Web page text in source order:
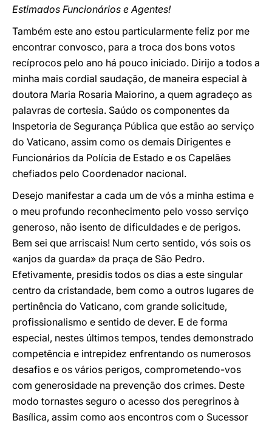
Estimados Funcionários e Agentes!
Também este ano estou particularmente feliz por me
encontrar convosco, para a troca dos bons votos
recíprocos pelo ano há pouco iniciado. Dirijo a todos a
minha mais cordial saudação, de maneira especial à
doutora Maria Rosaria Maiorino, a quem agradeço as
palavras de cortesia. Saúdo os componentes da
Inspetoria de Segurança Pública que estão ao serviço
do Vaticano, assim como os demais Dirigentes e
Funcionários da Polícia de Estado e os Capelães
chefiados pelo Coordenador nacional.
Desejo manifestar a cada um de vós a minha estima e
o meu profundo reconhecimento pelo vosso serviço
generoso, não isento de dificuldades e de perigos.
Bem sei que arriscais! Num certo sentido, vós sois os
«anjos da guarda» da praça de São Pedro.
Efetivamente, presidis todos os dias a este singular
centro da cristandade, bem como a outros lugares de
pertinência do Vaticano, com grande solicitude,
profissionalismo e sentido de dever. E de forma
especial, nestes últimos tempos, tendes demonstrado
competência e intrepidez enfrentando os numerosos
desafios e os vários perigos, comprometendo-vos
com generosidade na prevenção dos crimes. Deste
modo tornastes seguro o acesso dos peregrinos à
Basílica, assim como aos encontros com o Sucessor